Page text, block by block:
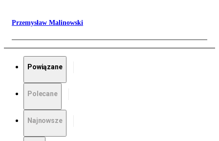
Przemysław Malinowski
Powiązane
Polecane
Najnowsze